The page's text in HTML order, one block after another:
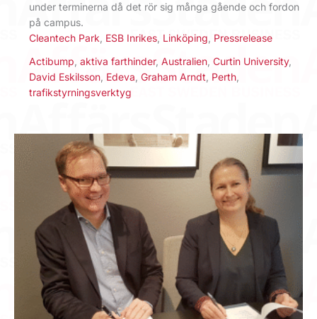
under terminerna då det rör sig många gående och fordon
på campus.
Cleantech Park ESB Inrikes Linköping Pressrelease
Actibump aktiva farthinder, Australien Curtin University,
David Eskilsson Edeva Graham Arndt Perth
trafikstyrningsverktyg